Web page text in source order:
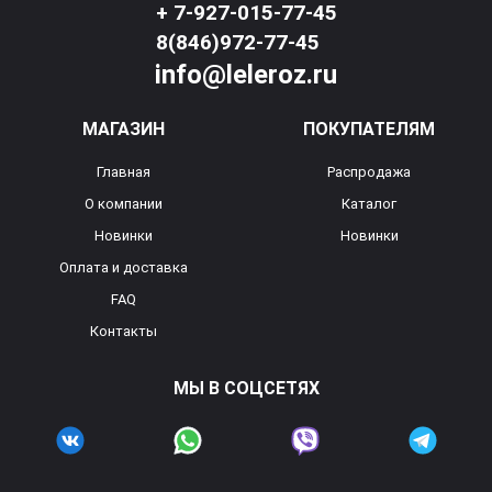
+ 7-927-015-77-45
8(846)972-77-45
info@leleroz.ru
МАГАЗИН
Главная
О компании
Новинки
Оплата и доставка
FAQ
Контакты
ПОКУПАТЕЛЯМ
Распродажа
Каталог
Новинки
МЫ В СОЦСЕТЯХ